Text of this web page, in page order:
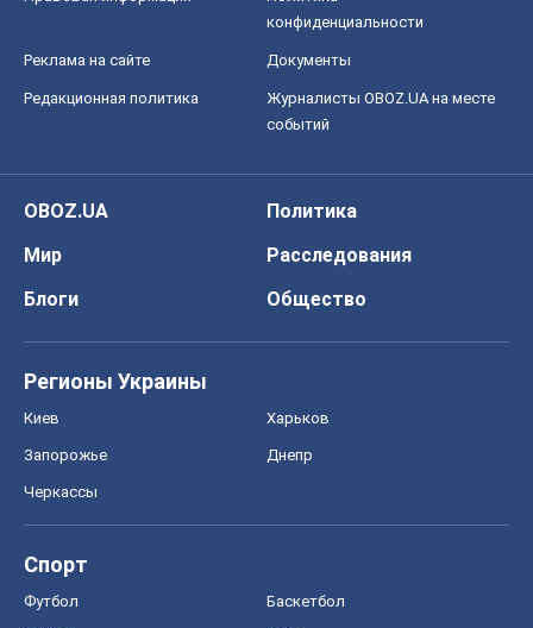
конфиденциальности
Реклама на сайте Документы
Редакционная политика
Журналисты OBOZ.UA на месте
событий
OBOZ.UA
Политика
Мир
Расследования
Блоги
Общество
Регионы Украины
Киев Харьков
Запорожье Днепр
Черкассы
Спорт
Футбол Баскетбол